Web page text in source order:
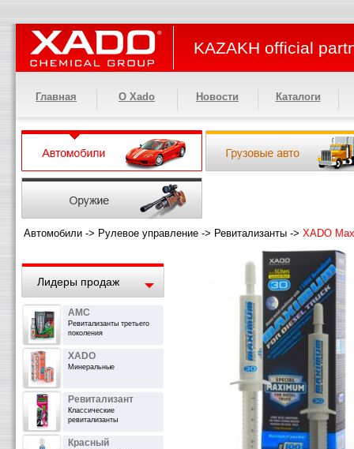
KAZAKH official
Главная О Xado Новости Каталоги
Автомобили -> Рулевое управление -> Ревитализанты -> XADO
Лидеры продаж
AMC
Ревитализанты третьего
поколения
XADO
Минеральные
Ревитализант
Классические
ревитализанты
Красный